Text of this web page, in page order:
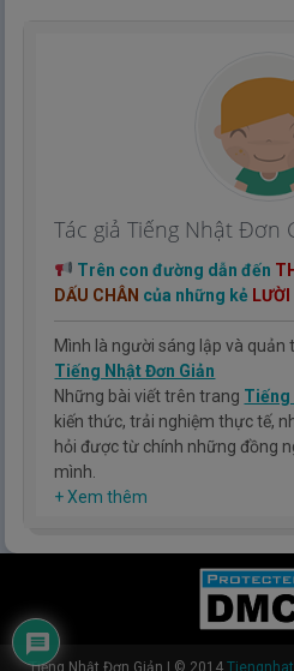
Tác giả Tiếng Nhật Đơn
Trên con đường dẫn đến
DẤU CHÂN của những kẻ
Mình là người sáng lập và quản
Tiếng Nhật Đơn Giản
Những bài viết trên trang Tiếng
kiến thức, trải nghiệm thực tế,
hỏi được từ chính những đồng
mình.
Hy vọng rằng kinh nghiệm mà
+ Xem thêm
Tiếng Nhật Đơn Giản © 2014